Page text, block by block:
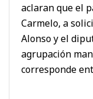
aclaran que el
Carmelo, a
Alonso y el
agrupación
corresponde